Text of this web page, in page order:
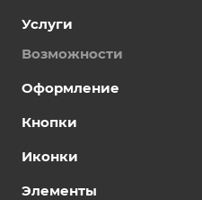
Услуги
Возможности
Оформление
Кнопки
Иконки
Элементы